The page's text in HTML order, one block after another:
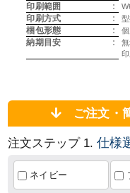
印刷範囲 :
印刷方式 : 型
梱包形態 :
納期目安 :
ご注文・
注文ステップ 1.仕様
ネイビー